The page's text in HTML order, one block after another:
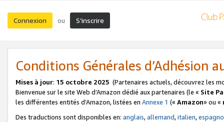
Connexion ou S’inscrire
Conditions Générales d’Adhésion
Mises à jour: 15 octobre 2025 (Partenaires actuels, découvrez les
Bienvenue sur le site Web d’Amazon dédié aux partenaires (le « Site
les différentes entités d’Amazon, listées en Annexe 1 (« Amazon» ou «
Des traductions sont disponibles en: anglais,allemand,italien,